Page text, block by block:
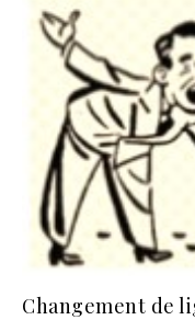
Changement de